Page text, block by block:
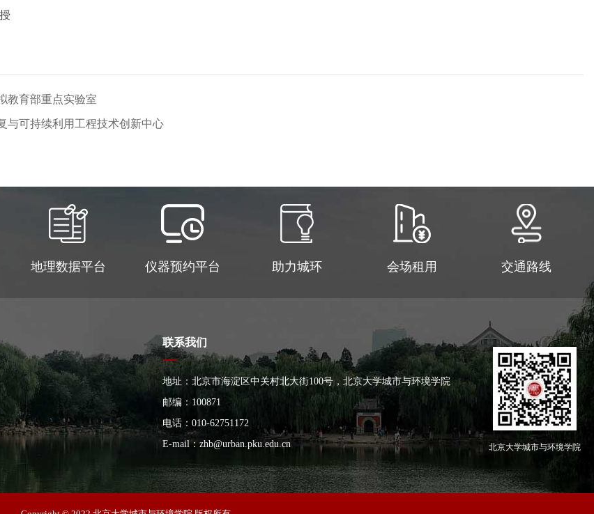
教育部重点实验室
与可持续利用工程技术创新中心
地理数据平台 仪器预约平台 助力城环 会场租用 交通路线
联系我们
地址：北京市海淀区中关村北大街100号，北京大学城市与环境学院
大楼
邮编：100871
电话：010-62751172
E-mail： zhb@urban.pku.edu.cn 北京大学城市与环境学院